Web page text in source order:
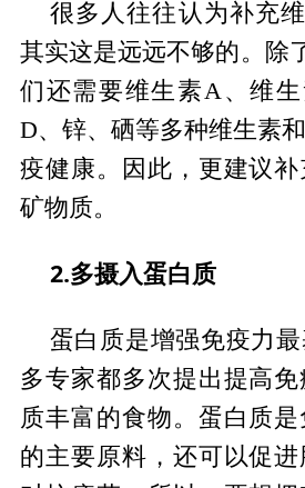
很多人往往认为补充
其实这是远远不够的。除
们还需要维生素A、维
D、锌、硒等多种维生素
疫健康。因此，更建议
矿物质。
2.多摄入蛋白质
蛋白质是增强免疫力
多专家都多次提出提高
质丰富的食物。蛋白质
的主要原料，还可以促